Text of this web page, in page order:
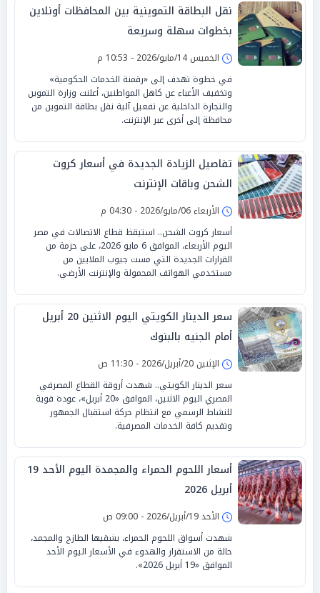
نقل البطاقة التموينية بين المحافظات أونلاين
بخطوات سهلة وسريعة
الخميس 14/مايو/2026 - 10:53 م
في خطوة تهدف إلى «رقمنة الخدمات الحكومية»
وتخفيف الأعباء عن كاهل المواطنين، أعلنت وزارة التموين
والتجارة الداخلية عن تفعيل آلية نقل بطاقة التموين من
محافظة إلى أخرى عبر الإنترنت.
تفاصيل الزيادة الجديدة في أسعار كروت
الشحن وباقات الإنترنت
الأربعاء 06/مايو/2026 - 04:30 م
أسعار كروت الشحن.. استيقظ قطاع الاتصالات في مصر
اليوم الأربعاء، الموافق 6 مايو 2026، على حزمة من
القرارات الجديدة التي مست جيوب الملايين من
مستخدمي الهواتف المحمولة والإنترنت الأرضي.
سعر الدينار الكويتي اليوم الاثنين 20 أبريل
أمام الجنيه بالبنوك
الإثنين 20/أبريل/2026 - 11:30 ص
سعر الدينار الكويتي.. شهدت أروقة القطاع المصرفي
المصري اليوم الاثنين، الموافق «20 أبريل»، عودة قوية
للنشاط الرسمي مع انتظام حركة استقبال الجمهور
وتقديم كافة الخدمات المصرفية.
أسعار اللحوم الحمراء والمجمدة اليوم الأحد 19
أبريل 2026
الأحد 19/أبريل/2026 - 09:00 ص
شهدت أسواق اللحوم الحمراء، بشقيها الطازج والمجمد،
حالة من الاستقرار والهدوء في الأسعار اليوم الأحد
الموافق «19 أبريل 2026».